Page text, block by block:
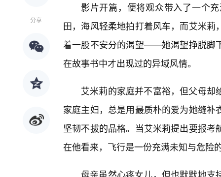
分享
影片开篇，便将观众带入了一个
田，海风轻柔地拍打着风车，而艾米
着一股不安分的渴望——她渴望挣脱脚
在故事书中才出现过的异域风情。
艾米莉的家庭并不富裕，但父母
家庭主妇，总是用最质朴的爱为她缝
坚韧不拔的品格。当艾米莉提出要报
在他看来，飞行是一份充满未知与危险
母亲虽然心疼女儿，但也默默地